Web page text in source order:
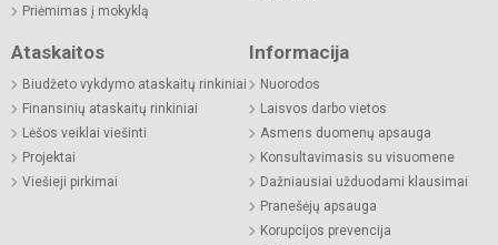
Priėmimas į mokyklą
Ataskaitos
Biudžeto vykdymo ataskaitų rinkiniai
Finansinių ataskaitų rinkiniai
Lėšos veiklai viešinti
Projektai
Viešieji pirkimai
Informacija
Nuorodos
Laisvos darbo vietos
Asmens duomenų apsauga
Konsultavimasis su visuomene
Dažniausiai užduodami klausimai
Pranešėjų apsauga
Korupcijos prevencija